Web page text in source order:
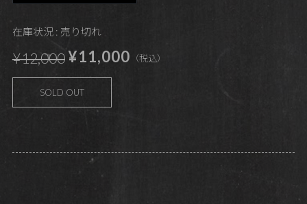
在庫状況 : 売り切れ
¥12,000¥11,000 （税込）
SOLD OUT